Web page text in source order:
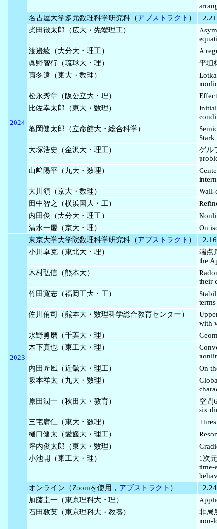
2024
名古屋大学多元数理科学研究科（アブストラクト ）
柴田徹太郎（広大・先端理工）
渡邉紘（大分大・理工）
A
眞野智行（琉球大・理）
平坦
蕭冬遠（東大・数理）
松永秀章（阪公立大・理）
比佐幸太郎（東大・数理）
Initial
亀岡健太郎（立命館大・総合科学）
Stark
大塚浩史（金沢大・理工）
ゲル
山﨑陽平（九大・数理）
大川領（京大・数理）
Wall-
田中智之（横浜国大・工）
内田俊（大分大・理工）
清水一慶（京大・理）
On
2023
東京大学大学院数理科学研究科（アブストラクト ）
小川卓克（東北大・理）
端点
the
木村弘信（熊本大）
their
竹田寛志（福岡工大・工）
terms
佐川侑司（熊本大・数理科学総合教育センター）
with
水野勇磨（千葉大・理）
木下真也（東工大・理）
内田匠風（近畿大・理工）
On
坂本祥太（九大・数理）
原田潤一（秋田大・教育）
空間
six
三宅庸仁（東大・数理）
樋口健太（愛媛大・理工）
坪内俊太郎（東大・数理）
小池開（東工大・理）
1次
time-
オンライン（Zoomを使用， アブストラクト ）
加藤圭一（東京理科大・理）
石田敦英（東京理科大・教養）
非局
non-